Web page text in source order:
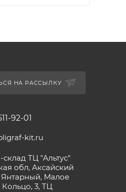
НА РАССЫЛКУ
92-01
kit.ru
ТЦ "Альтус"
обл, Аксайский
Янтарный, Малое
3, ТЦ